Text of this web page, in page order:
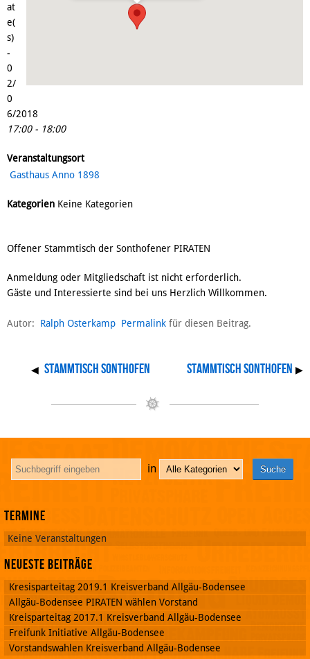
at
e(
s)
-
0
2/
0
6/2018
17:00 - 18:00
Veranstaltungsort
Gasthaus Anno 1898
Kategorien Keine Kategorien
Offener Stammtisch der Sonthofener PIRATEN
Anmeldung oder Mitgliedschaft ist nicht erforderlich.
Gäste und Interessierte sind bei uns Herzlich Willkommen.
Autor: Ralph Osterkamp Permalink für diesen Beitrag.
◀ Stammtisch Sonthofen Stammtisch Sonthofen ▶
in
Termine
Keine Veranstaltungen
Neueste Beiträge
Kresisparteitag 2019.1 Kreisverband Allgäu-Bodensee
Allgäu-Bodensee PIRATEN wählen Vorstand
Kreisparteitag 2017.1 Kreisverband Allgäu-Bodensee
Freifunk Initiative Allgäu-Bodensee
Vorstandswahlen Kreisverband Allgäu-Bodensee